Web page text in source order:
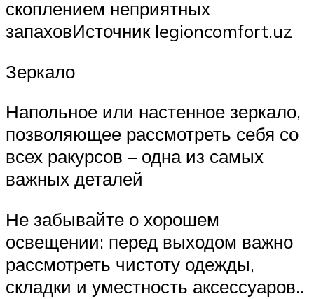
скоплением неприятных
запаховИсточник legioncomfort.uz
Зеркало
Напольное или настенное зеркало,
позволяющее рассмотреть себя со
всех ракурсов – одна из самых
важных деталей
Не забывайте о хорошем
освещении: перед выходом важно
рассмотреть чистоту одежды,
складки и уместность аксессуаров..